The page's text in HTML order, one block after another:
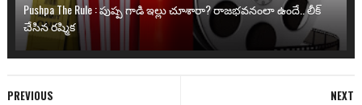
Pushpa The Rule : పుష్ప గాడి ఇల్లు చూశారా? రాజభవనంలా ఉందే.. లీక్
చేసిన రష్మిక
NEXT
PREVIOUS